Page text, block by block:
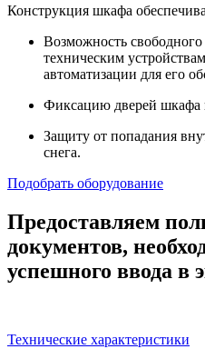
Конструкция шкафа
Возможность свободного
техническим
автоматизации для его
Фиксацию дверей шкафа
Защиту от попадания
снега.
Подобрать оборудование
Предоставляем
документов,
успешного ввода в
Технические характеристики